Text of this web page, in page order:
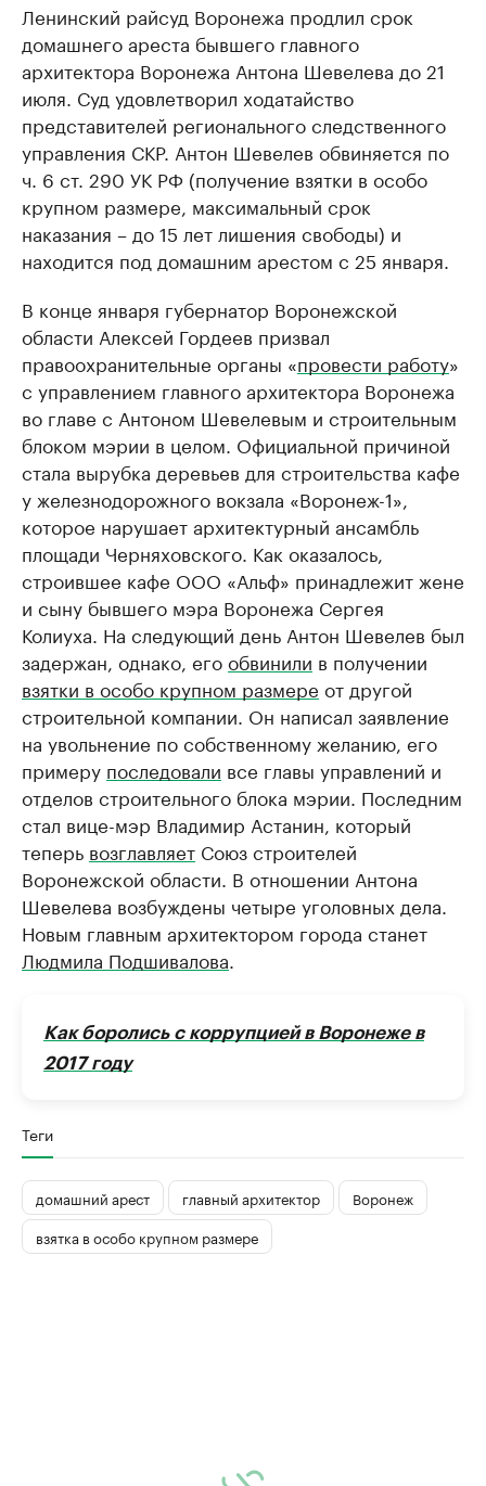
Ленинский райсуд Воронежа продлил срок
домашнего ареста бывшего главного
архитектора Воронежа Антона Шевелева до 21
июля. Суд удовлетворил ходатайство
представителей регионального следственного
управления СКР. Антон Шевелев обвиняется по
ч. 6 ст. 290 УК РФ (получение взятки в особо
крупном размере, максимальный срок
наказания – до 15 лет лишения свободы) и
находится под домашним арестом с 25 января.
В конце января губернатор Воронежской
области Алексей Гордеев призвал
правоохранительные органы «провести работу»
с управлением главного архитектора Воронежа
во главе с Антоном Шевелевым и строительным
блоком мэрии в целом. Официальной причиной
стала вырубка деревьев для строительства кафе
у железнодорожного вокзала «Воронеж-1»,
которое нарушает архитектурный ансамбль
площади Черняховского. Как оказалось,
строившее кафе ООО «Альф» принадлежит жене
и сыну бывшего мэра Воронежа Сергея
Колиуха. На следующий день Антон Шевелев был
задержан, однако, егообвинили в получении
взятки в особо крупном размере от другой
строительной компании. Он написал заявление
на увольнение по собственному желанию, его
примеру последовали все главы управлений и
отделов строительного блока мэрии. Последним
стал вице-мэр Владимир Астанин, который
теперь возглавляет Союз строителей
Воронежской области. В отношении Антона
Шевелева возбуждены четыре уголовных дела.
Новым главным архитектором города станет
Людмила Подшивалова
Как боролись с коррупцией в Воронеже в
2017 году
Теги
домашний арест главный архитектор
Воронеж
взятка в особо крупном размере